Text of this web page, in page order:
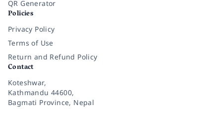
QR Generator
Policies
Privacy Policy
Terms of Use
Return and Refund Policy
Contact
Koteshwar,
Kathmandu 44600,
Bagmati Province, Nepal